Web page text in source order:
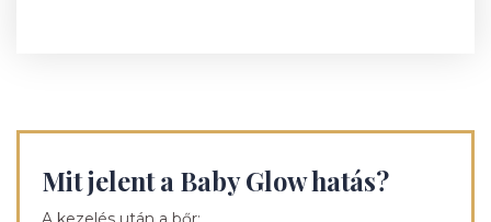
Mit jelent a Baby Glow hatás?